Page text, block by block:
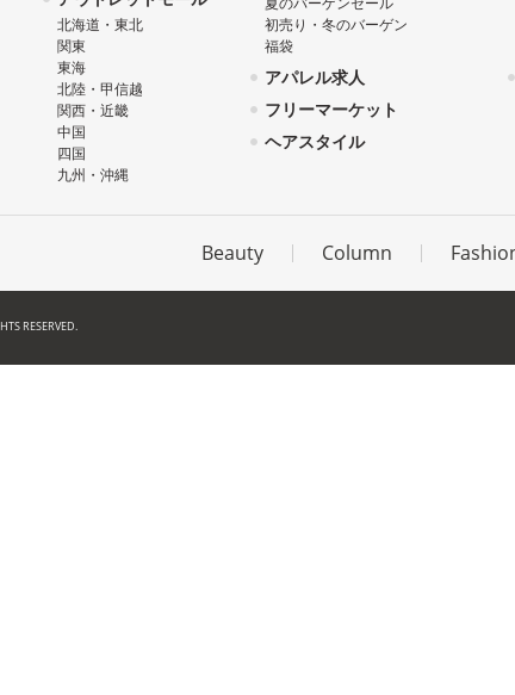
北海道・東北
関東
東海
北陸・甲信越
関西・近畿
中国
四国
九州・沖縄
初売り・冬のバーゲン
福袋
アパレル求人
フリーマーケット
ヘアスタイル
Beauty Column
RESERVED.